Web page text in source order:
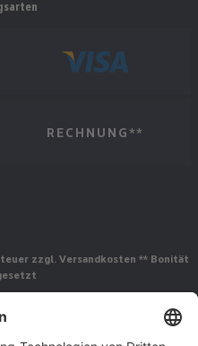
RECHNUNG**
zzgl. Versandkosten ** Bonität
uns